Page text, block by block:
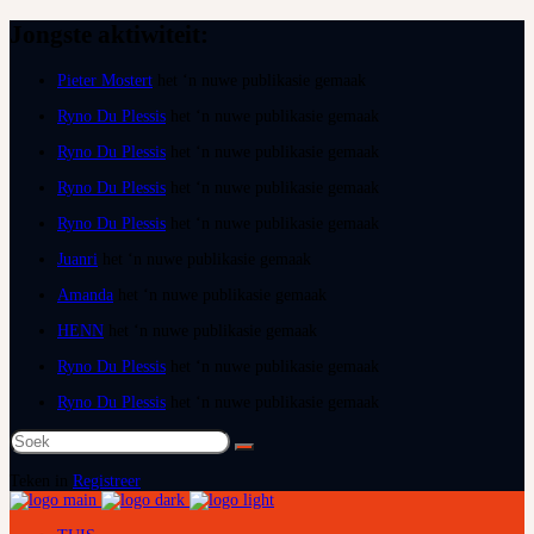
Pieter Mostert
Ryno Du Plessis
Ryno Du Plessis
Ryno Du Plessis
Ryno Du Plessis
Juanri
Amanda
HENN
Ryno Du Plessis
Ryno Du Plessis
Soek
na:
Registreer